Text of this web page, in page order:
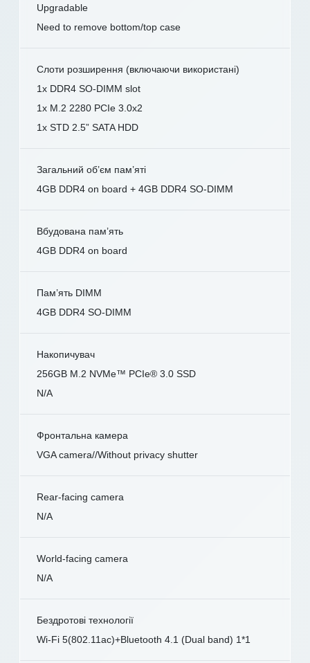
Upgradable
Need to remove bottom/top case
Слоти розширення (включаючи використані)
1x DDR4 SO-DIMM slot
1x M.2 2280 PCIe 3.0x2
1x STD 2.5” SATA HDD
Загальний об’єм пам’яті
4GB DDR4 on board + 4GB DDR4 SO-DIMM
Вбудована пам’ять
4GB DDR4 on board
Пам’ять DIMM
4GB DDR4 SO-DIMM
Накопичувач
256GB M.2 NVMe™ PCIe® 3.0 SSD
N/A
Фронтальна камера
VGA camera//Without privacy shutter
Rear-facing camera
N/A
World-facing camera
N/A
Бездротові технології
Wi-Fi 5(802.11ac)+Bluetooth 4.1 (Dual band) 1*1